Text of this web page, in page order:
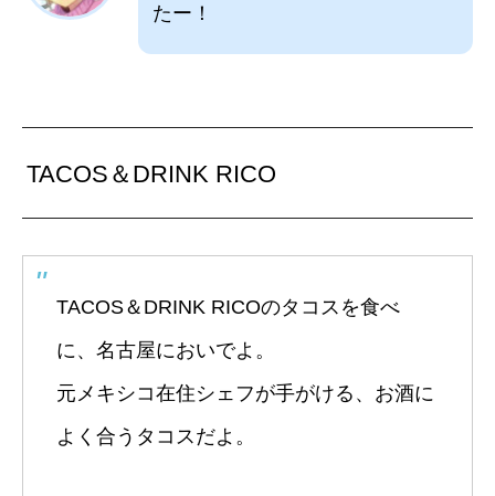
たー！
TACOS＆DRINK RICO
TACOS＆DRINK RICOのタコスを食べ
に、名古屋においでよ。
元メキシコ在住シェフが手がける、お酒に
よく合うタコスだよ。